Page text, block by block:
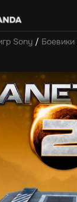
Sony / Боевики